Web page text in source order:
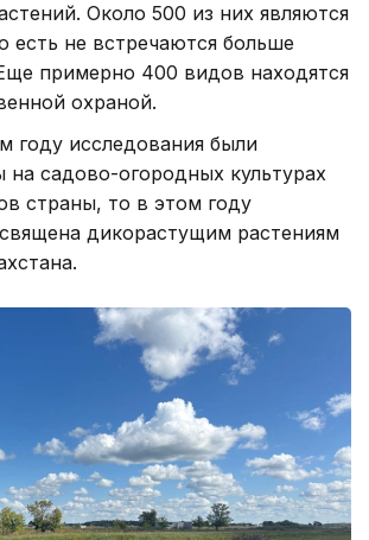
Около 500 из них являются
есть не встречаются больше
примерно 400 видов находятся
охраной.
году исследования были
на садово-огородных культурах
страны, то в этом году
дикорастущим растениям